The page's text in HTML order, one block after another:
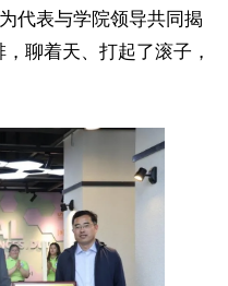
代表与学院领导共同揭
聊着天、打起了滚子，